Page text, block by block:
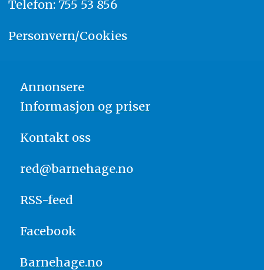
Telefon: 755 53 856
Personvern/Cookies
Annonsere
Informasjon og priser
Kontakt oss
red@barnehage.no
RSS-feed
Facebook
Barnehage.no